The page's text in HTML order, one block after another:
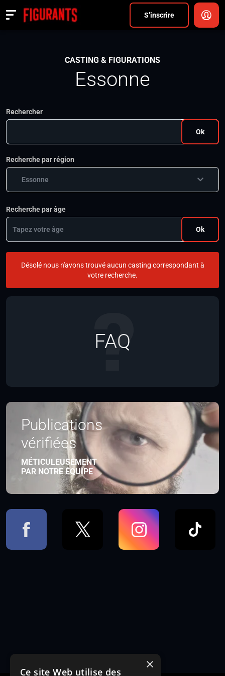
S’inscrire
Actualités
CASTING & FIGURATIONS
Essonne
Rechercher
Ok
Recherche par région
Essonne
Recherche par âge
Ok
Désolé nous n'avons trouvé aucun casting correspondant à
votre recherche.
FAQ
Publications
vérifiées
MÉTICULEUSEMENT
PAR NOTRE ÉQUIPE
×
Ce site Web utilise des